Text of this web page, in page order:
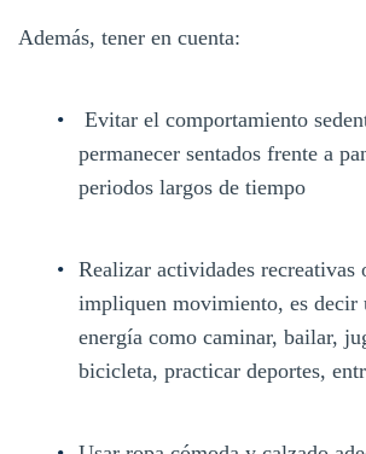
Además, tener en cuenta:
Evitar el comportamiento
permanecer sentados frente a
periodos largos de tiempo
Realizar actividades recreativas
impliquen movimiento, es decir
energía como caminar, bailar,
bicicleta, practicar deportes,